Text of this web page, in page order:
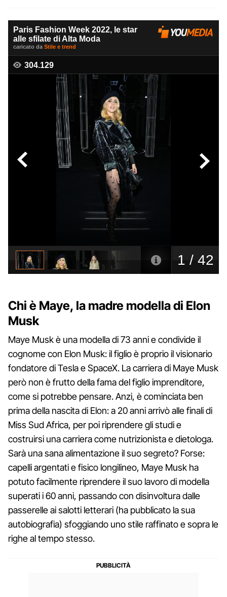
Chi è Maye, la madre modella di Elon
Musk
Maye Musk è una modella di 73 anni e condivide il
cognome con Elon Musk: il figlio è proprio il visionario
fondatore di Tesla e SpaceX. La carriera di Maye Musk
però non è frutto della fama del figlio imprenditore,
come si potrebbe pensare. Anzi, è cominciata ben
prima della nascita di Elon: a 20 anni arrivò alle finali di
Miss Sud Africa, per poi riprendere gli studi e
costruirsi una carriera come nutrizionista e dietologa.
Sarà una sana alimentazione il suo segreto? Forse:
capelli argentati e fisico longilineo, Maye Musk ha
potuto facilmente riprendere il suo lavoro di modella
superati i 60 anni, passando con disinvoltura dalle
passerelle ai salotti letterari (ha pubblicato la sua
autobiografia) sfoggiando uno stile raffinato e sopra le
righe al tempo stesso.